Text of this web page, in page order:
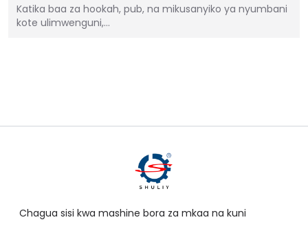
Katika baa za hookah, pub, na mikusanyiko ya nyumbani
kote ulimwenguni,…
Chagua sisi kwa mashine bora za mkaa na kuni